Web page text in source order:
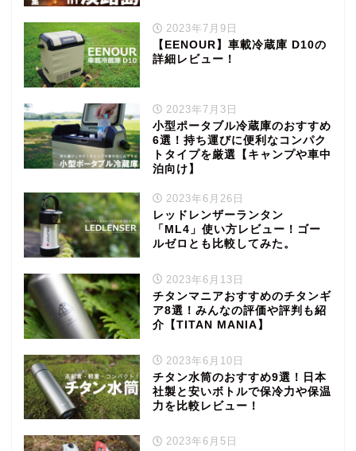
2023年7月9日
【EENOUR】車載冷蔵庫 D10の
詳細レビュー！
2023年7月3日
小型ポータブル冷蔵庫のおすすめ
6選！持ち運びに便利なコンパク
トタイプを厳選【キャンプや車中
泊向け】
2023年6月26日
レッドレンザーランタン
「ML4」使い方レビュー！ゴー
ルゼロとも比較してみた。
2023年6月13日
チタンマニアおすすめのチタンギ
ア8選！みんなの評価や評判も紹
介【TITAN MANIA】
2023年6月10日
チタン水筒のおすすめ9選！日本
社製と安いボトルで保冷力や保温
力を比較レビュー！
2023年6月5日